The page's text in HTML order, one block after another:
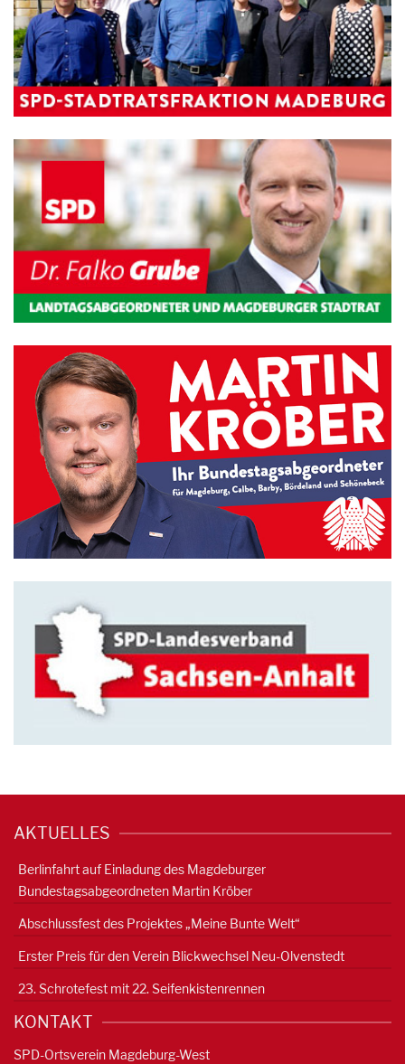
AKTUELLES
Berlinfahrt auf Einladung des Magdeburger
Bundestagsabgeordneten Martin Kröber
Abschlussfest des Projektes „Meine Bunte Welt“
Erster Preis für den Verein Blickwechsel Neu-Olvenstedt
23. Schrotefest mit 22. Seifenkistenrennen
KONTAKT
SPD-Ortsverein Magdeburg-West